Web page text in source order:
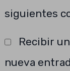
siguientes
Recibir
nueva